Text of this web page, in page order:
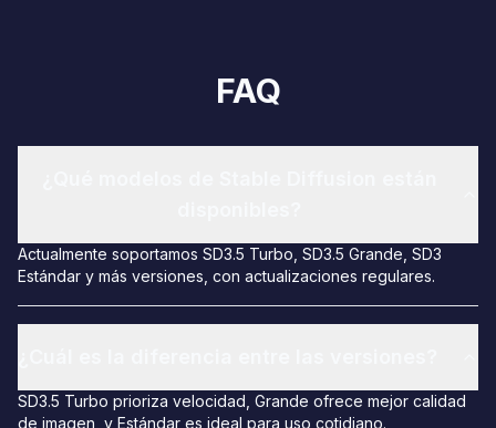
FAQ
Actualmente soportamos SD3.5 Turbo, SD3.5 Grande, SD3
Estándar y más versiones, con actualizaciones regulares.
SD3.5 Turbo prioriza velocidad, Grande ofrece mejor calidad
de imagen, y Estándar es ideal para uso cotidiano.